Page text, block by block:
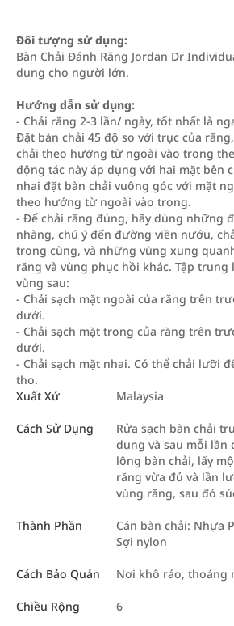
Đối tượng sử dụng:
Bàn Chải Đánh Răng Jordan Dr
dụng cho người lớn.
Hướng dẫn sử dụng:
- Chải răng 2-3 lần/ ngày, tốt nhất là
Đặt bàn chải 45 độ so với trục của
chải theo hướng từ ngoài vào trong
động tác này áp dụng với hai mặt bên
nhai đặt bàn chải vuông góc với mặt
theo hướng từ ngoài vào trong.
- Để chải răng đúng, hãy dùng những
nhàng, chú ý đến đường viền nướu,
trong cùng, và những vùng xung
răng và vùng phục hồi khác. Tập trung
vùng sau:
- Chải sạch mặt ngoài của răng trên
dưới.
- Chải sạch mặt trong của răng trên
dưới.
- Chải sạch mặt nhai. Có thể chải lưỡi
tho.
Xuất Xứ
Malaysia
Cách Sử Dụng
Rửa sạch bàn chải
dụng và sau mỗi lần
lông bàn chải, lấy
răng vừa đủ và lần
vùng răng, sau đó
Thành Phần
Cán bàn chải: Nhựa
Sợi nylon
Cách Bảo Quản Nơi khô ráo, thoáng
Chiều Rộng 6